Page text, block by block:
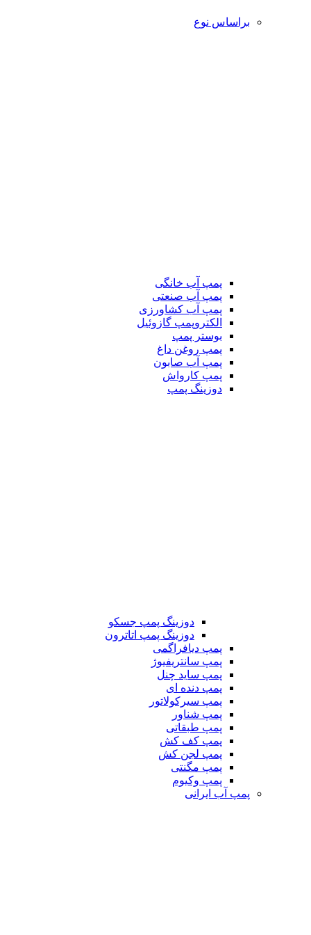
براساس نوع
پمپ آب خانگی
پمپ آب صنعتی
پمپ آب کشاورزی
الکتروپمپ گازوئیل
بوستر پمپ
پمپ روغن داغ
پمپ آب صابون
پمپ کارواش
دوزینگ پمپ
دوزینگ پمپ جسکو
دوزینگ پمپ اتاترون
پمپ دیافراگمی
پمپ سانتریفیوژ
پمپ ساید چنل
پمپ دنده ای
پمپ سیرکولاتور
پمپ شناور
پمپ طبقاتی
پمپ کف کش
پمپ لجن کش
پمپ مگنتی
پمپ وکیوم
پمپ آب ایرانی